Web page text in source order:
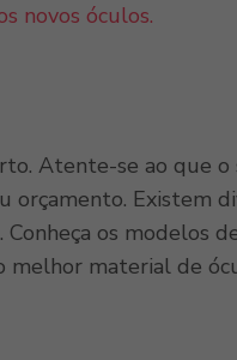
novos óculos.
Atente-se ao que
orçamento. Existem
os modelos
melhor material de